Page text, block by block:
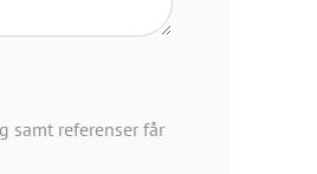
samt referenser får